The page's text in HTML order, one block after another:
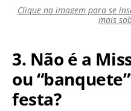
Clique na imagem para se
mais
3. Não é a
ou
festa?